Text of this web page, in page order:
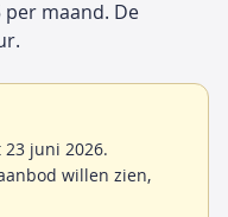
per maand. De
juni 2026.
willen zien,